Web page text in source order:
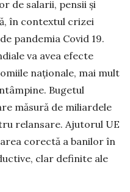
de salarii, pensii și
în contextul crizei
pandemia Covid 19.
va avea efecte
naționale, mai mult
Bugetul
măsură de miliardele
relansare. Ajutorul UE
corectă a banilor în
clar definite ale